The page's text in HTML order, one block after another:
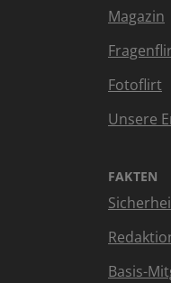
Magazin
Fotoflirt
Unsere
FAKTEN
Basis-